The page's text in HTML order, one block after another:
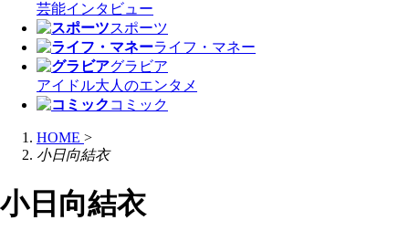
芸能インタビュー
スポーツ
ライフ・マネー
グラビア
アイドル大人のエンタメ
コミック
HOME >
小日向結衣
小日向結衣